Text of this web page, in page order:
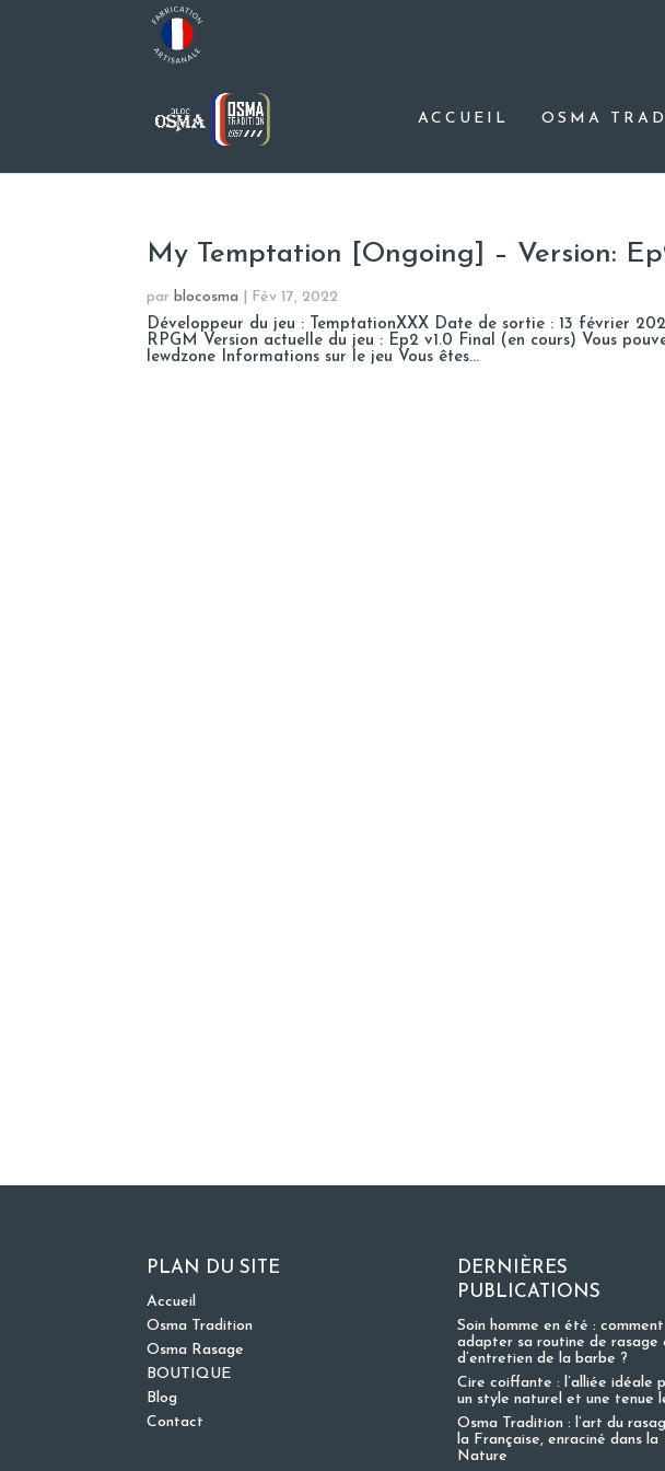
ACCUEIL OSMA
My Temptation [Ongoing] – Version:
par blocosma
Fév 17, 2022
Développeur du jeu : TemptationXXX Date de sortie : 13 février
RPGM Version actuelle du jeu : Ep2 v1.0 Final (en cours) Vous
lewdzone Informations sur le jeu Vous êtes...
PLAN DU SITE
Accueil
Osma Tradition
Osma Rasage
BOUTIQUE
Blog
Contact
DERNIÈRES
PUBLICATIONS
Soin homme en été : comment
adapter sa routine de rasage
d’entretien de la barbe ?
Cire coiffante : l’alliée idéale
un style naturel et une tenue
Osma Tradition : l’art du
la Française, enraciné dans la
Nature